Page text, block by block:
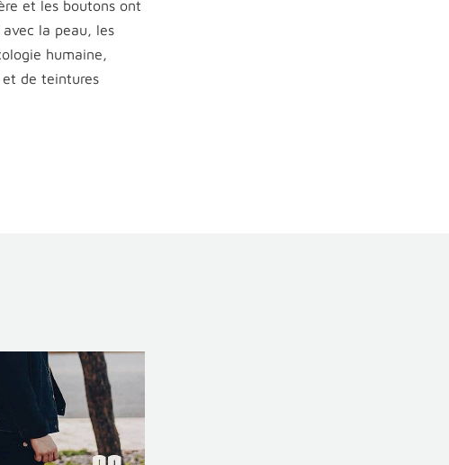
et les boutons ont
la peau, les
humaine,
de teintures